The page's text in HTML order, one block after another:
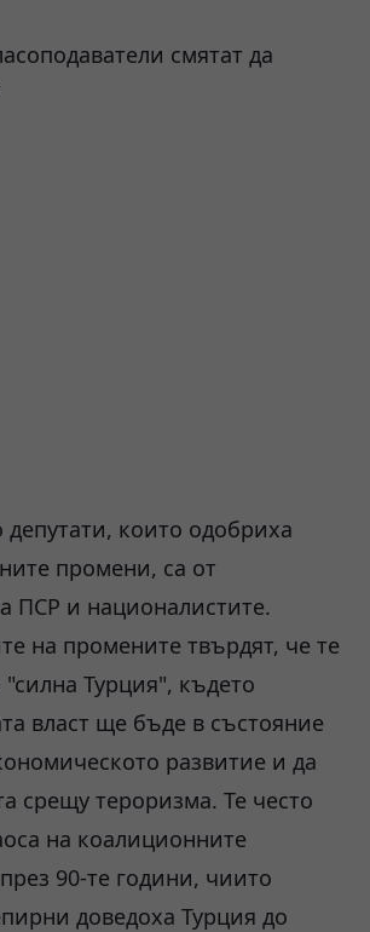
смятат да
които одобриха
промени, са от
ПСР и националистите.
на промените твърдят, че те
Турция", където
власт ще бъде в състояние
развитие и да
срещу тероризма. Те често
на коалиционните
90-те години, чиито
доведоха Турция до